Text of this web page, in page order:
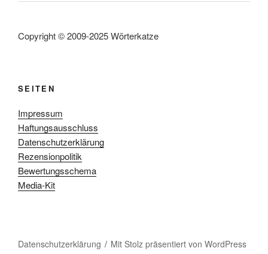
Copyright © 2009-2025 Wörterkatze
SEITEN
Impressum
Haftungsausschluss
Datenschutzerklärung
Rezensionpolitik
Bewertungsschema
Media-Kit
Datenschutzerklärung Mit Stolz präsentiert von WordPress